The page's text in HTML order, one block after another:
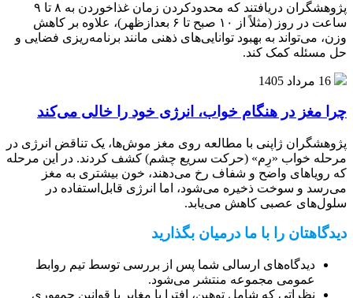
پژوهشگران دریافتند که محدودکردن زمان غذاخوردن به ۸ تا ۹
ساعت در روز (مثلاً از ۱۰ صبح تا ۶ بعدازظهر)، علاوه بر کاهش
وزن، می‌تواند به بهبود توانایی‌های ذهنی مانند برنامه‌ریزی فضایی و
حل مسئله کمک کند.
16 مرداد 1405
چرا مغز در هنگام خواب، انرژی خود را خالی می‌کند
پژوهشگران ژاپنی با مطالعه روی مغز موش‌ها، یک تناقض انرژی در
مرحله خواب «رِم» (حرکت سریع چشم) کشف کردند. در این مرحله
که رویاهای واضح و شفاف رخ می‌دهند، خون بیشتری به مغز
می‌رسد و سوخت ذخیره می‌شود، اما انرژی قابل‌استفاده در
سلول‌های عصبی کاهش می‌یابد.
دیدگاهتان را با ما درمیان بگذارید
دیدگاه‌های ارسالی شما پس از بررسی توسط تیم روابط
عمومی مجموعه منتشر می‌شود.
نظراتی که شامل توهین، افترا یا مغایر با قوانین جمهوری